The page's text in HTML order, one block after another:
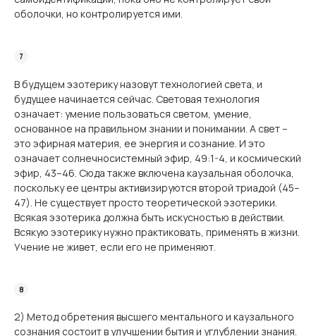
оболочки, но контролируется ими.
В будущем эзотерику назовут технологией света, и
будущее начинается сейчас. Световая технология
означает: умение пользоваться светом, умение,
основанное на правильном знании и понимании. А свет –
это эфирная материя, ее энергия и сознание. И это
означает солнечносистемный эфир, 49:1-4, и космический
эфир, 43–46. Сюда также включена каузальная оболочка,
поскольку ее центры активизируются второй триадой (45–
47). Не существует просто теоретической эзотерики.
Всякая эзотерика должна быть искусностью в действии.
Всякую эзотерику нужно практиковать, применять в жизни.
Учение не живет, если его не применяют.
2) Метод обретения высшего ментального и каузального
сознания состоит в улучшении бытия и углублении знания.